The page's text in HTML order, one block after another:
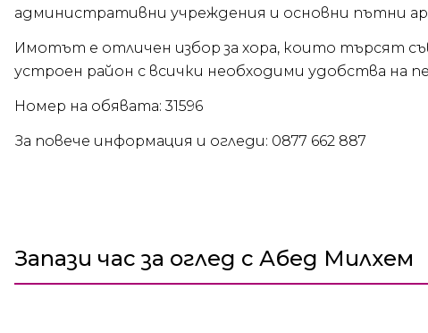
административни учреждения и основни пътни
Имотът е отличен избор за хора, които търсят
устроен район с всички необходими удобства на
Номер на обявата: 31596
За повече информация и огледи: 0877 662 887
Запази час за оглед с Абед Милхем